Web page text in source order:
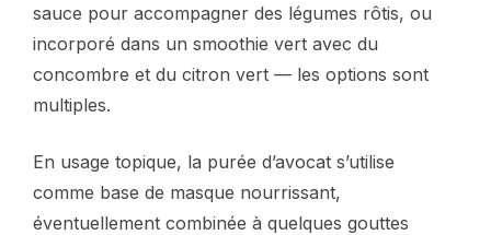
sauce pour accompagner des légumes rôtis, ou
incorporé dans un smoothie vert avec du
concombre et du citron vert — les options sont
multiples.
En usage topique, la purée d’avocat s’utilise
comme base de masque nourrissant,
éventuellement combinée à quelques gouttes